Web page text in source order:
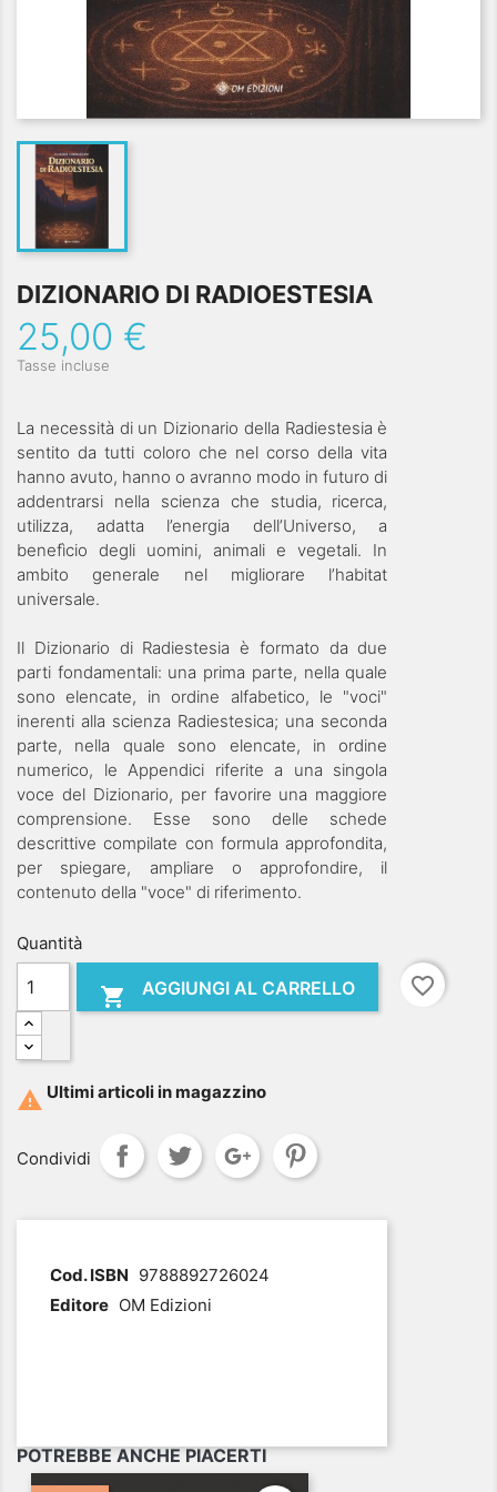
DIZIONARIO DI RADIOESTESIA
25,00 €
Tasse incluse
La necessità di un Dizionario della Radiestesia è
sentito da tutti coloro che nel corso della vita
hanno avuto, hanno o avranno modo in futuro di
addentrarsi nella scienza che studia, ricerca,
utilizza, adatta l’energia dell’Universo, a
benefìcio degli uomini, animali e vegetali. In
ambito generale nel migliorare l’habitat
universale.
Il Dizionario di Radiestesia è formato da due
parti fondamentali: una prima parte, nella quale
sono elencate, in ordine alfabetico, le "voci"
inerenti alla scienza Radiestesica; una seconda
parte, nella quale sono elencate, in ordine
numerico, le Appendici riferite a una singola
voce del Dizionario, per favorire una maggiore
comprensione. Esse sono delle schede
descrittive compilate con formula approfondita,
per spiegare, ampliare o approfondire, il
contenuto della "voce" di riferimento.
Quantità
 AGGIUNGI AL CARRELLO favorite_border
 Ultimi articoli in magazzino
Condividi
.Cod. ISBN 9788892726024
Editore OM Edizioni
POTREBBE ANCHE PIACERTI